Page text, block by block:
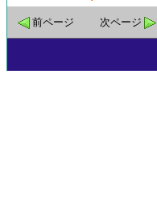
前ページ 次ページ